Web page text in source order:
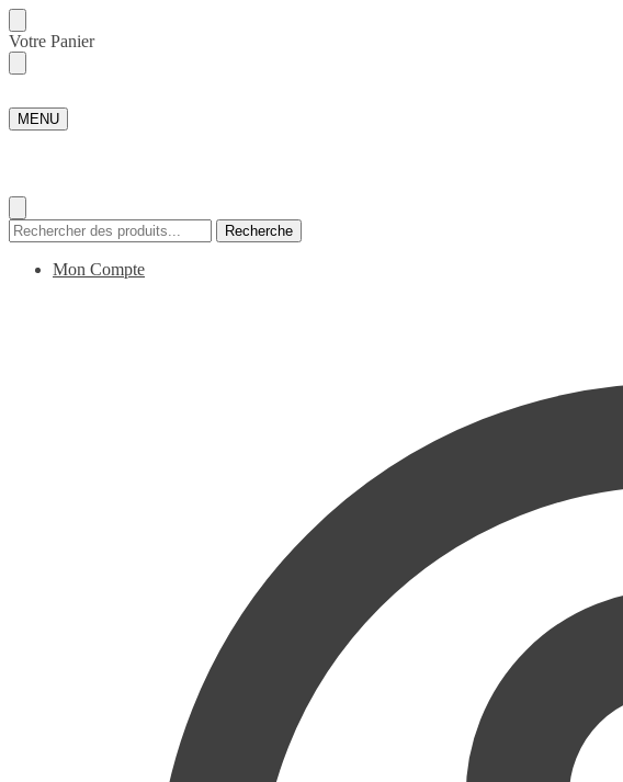
Skip
to
navigation
Skip
to
content
Votre Panier
MENU
Recherche
pour :
Recherche
Mon Compte